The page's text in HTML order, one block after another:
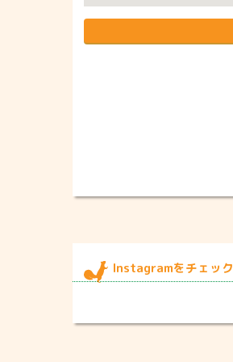
Instagramをチェック